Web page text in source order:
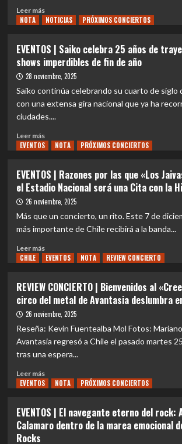
y
las
bandas
para
batalla
de
bandas
Santiago”
Leer másLeer
más
|
KILLSTINCT
presenta
álbum
debut
vivo
“THE
REBORN”
NOTA NOTICIAS PRÓXIMOS CONCIERTOS
EVENTOS | Saiko celebra 25 años de
shows imperdibles de fin de año
28 noviembre, 2025
Saiko continúa celebrando su cuarto de siglo
con una extensa gira nacional que ya ha
ciudades....
Leer másLeer
más
|
Saiko
celebra
de
trayectoria
con
imperdibles
de
fin
año
EVENTOS NOTA PRÓXIMOS CONCIERTOS
EVENTOS | Razones por las que «Los
el Estadio Nacional será una Cita con la
26 noviembre, 2025
Más que un concierto, un rito. Este 7 de
más importante de Chile recibirá a la banda...
Leer másLeer
más
|
Razones
por
las
«Los
Jaivas,
en
el
Nacional
será
CHILE EVENTOS NOTA REVIEW CONCIERTO
REVIEW CONCIERTO | Bienvenidos al
circo del metal de Avantasia deslumbra
26 noviembre, 2025
Reseña: Kevin Fuentealba Mol Fotos:
Avantasia regresó a Chile el pasado martes
tras una espera...
Leer másLeer
más
CONCIERTO
|
EVENTOS NOTA PRÓXIMOS CONCIERTOS
EVENTOS | El navegante eterno del rock:
Calamaro dentro de la marea emocional
Rocks